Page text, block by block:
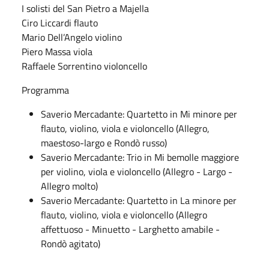
I solisti del San Pietro a Majella
Ciro Liccardi flauto
Mario Dell’Angelo violino
Piero Massa viola
Raffaele Sorrentino violoncello
Programma
Saverio Mercadante: Quartetto in Mi minore per
flauto, violino, viola e violoncello (Allegro,
maestoso-largo e Rondò russo)
Saverio Mercadante: Trio in Mi bemolle maggiore
per violino, viola e violoncello (Allegro - Largo -
Allegro molto)
Saverio Mercadante: Quartetto in La minore per
flauto, violino, viola e violoncello (Allegro
affettuoso - Minuetto - Larghetto amabile -
Rondò agitato)